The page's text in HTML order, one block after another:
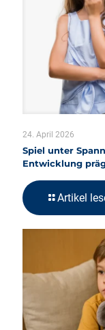
24. April 2026
Spiel unter
Entwicklung
Artikel